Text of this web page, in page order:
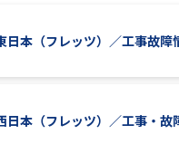
日本（フレッツ）／工事故障
日本（フレッツ）／工事・故